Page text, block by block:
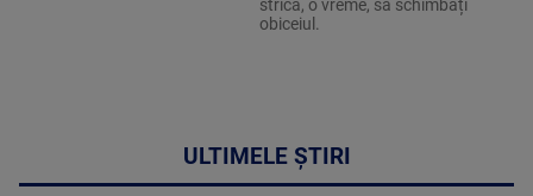
strica, o vreme, să schimbați
obiceiul.
ULTIMELE ȘTIRI